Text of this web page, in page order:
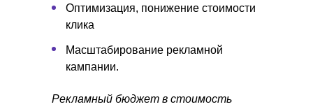
Оптимизация, понижение стоимости
клика
Масштабирование рекламной
кампании.
Рекламный бюджет в стоимость